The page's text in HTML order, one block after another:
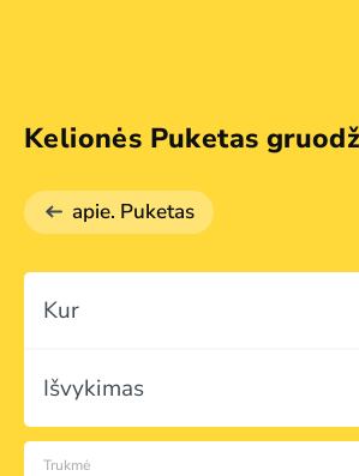
Kelionės Puketas
apie. Puketas
Kur
Išvykimas
Trukmė